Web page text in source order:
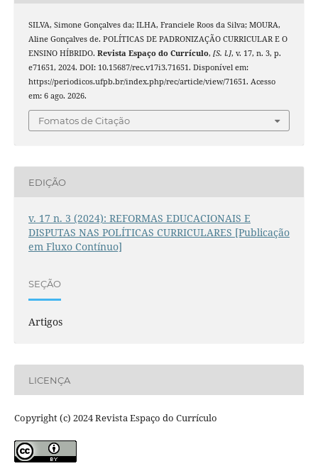
SILVA, Simone Gonçalves da; ILHA, Franciele Roos da Silva; MOURA,
Aline Gonçalves de. POLÍTICAS DE PADRONIZAÇÃO CURRICULAR E O
ENSINO HÍBRIDO. Revista Espaço do Currículo, [S. l.], v. 17, n. 3, p.
e71651, 2024. DOI: 10.15687/rec.v17i3.71651. Disponível em:
https://periodicos.ufpb.br/index.php/rec/article/view/71651. Acesso
em: 6 ago. 2026.
Fomatos de Citação
EDIÇÃO
v. 17 n. 3 (2024): REFORMAS EDUCACIONAIS E
DISPUTAS NAS POLÍTICAS CURRICULARES [Publicação
em Fluxo Contínuo]
SEÇÃO
Artigos
LICENÇA
Copyright (c) 2024 Revista Espaço do Currículo